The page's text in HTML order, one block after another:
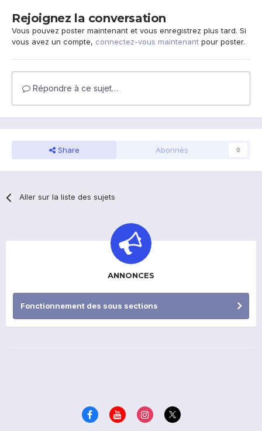
Rejoignez la conversation
Vous pouvez poster maintenant et vous enregistrez plus tard. Si
vous avez un compte, connectez-vous maintenant pour poster.
Répondre à ce sujet…
Share Abonnés 0
Aller sur la liste des sujets
ANNONCES
Fonctionnement des sous sections